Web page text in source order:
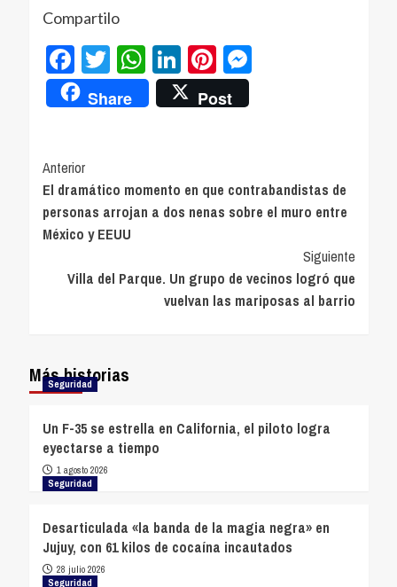
Compartilo
Facebook
Twitter
WhatsApp
LinkedIn
Pinterest
Messenger
Share Post
Navegación
de
entradas
Anterior
El dramático momento en que contrabandistas de
personas arrojan a dos nenas sobre el muro entre
México y EEUU
Siguiente
Villa del Parque. Un grupo de vecinos logró que
vuelvan las mariposas al barrio
Más historias
Seguridad
Un F-35 se estrella en California, el piloto logra
eyectarse a tiempo
1 agosto 2026
Seguridad
Desarticulada «la banda de la magia negra» en
Jujuy, con 61 kilos de cocaína incautados
28 julio 2026
Seguridad